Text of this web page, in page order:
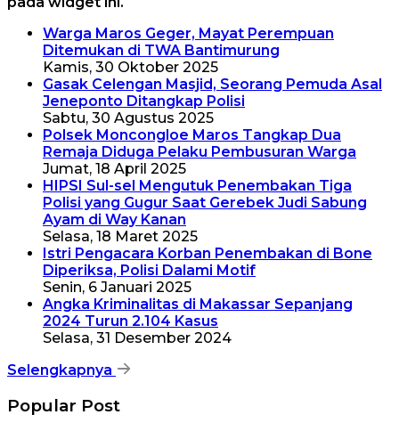
Warga Maros Geger, Mayat Perempuan
Ditemukan di TWA Bantimurung
Kamis, 30 Oktober 2025
Gasak Celengan Masjid, Seorang Pemuda Asal
Jeneponto Ditangkap Polisi
Sabtu, 30 Agustus 2025
Polsek Moncongloe Maros Tangkap Dua
Remaja Diduga Pelaku Pembusuran Warga
Jumat, 18 April 2025
HIPSI Sul-sel Mengutuk Penembakan Tiga
Polisi yang Gugur Saat Gerebek Judi Sabung
Ayam di Way Kanan
Selasa, 18 Maret 2025
Istri Pengacara Korban Penembakan di Bone
Diperiksa, Polisi Dalami Motif
Senin, 6 Januari 2025
Angka Kriminalitas di Makassar Sepanjang
2024 Turun 2.104 Kasus
Selasa, 31 Desember 2024
Selengkapnya
Popular Post